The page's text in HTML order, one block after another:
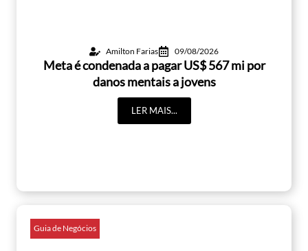
Amilton Farias 09/08/2026
Meta é condenada a pagar US$ 567 mi por
danos mentais a jovens
LER MAIS...
Guia de Negócios